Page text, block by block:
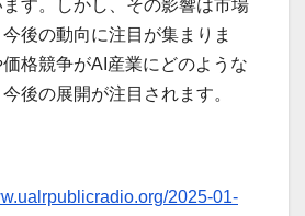
す。しかし、その影響は市場
後の動向に注目が集まりま
格競争がAI産業にどのような
後の展開が注目されます。
2025-01-